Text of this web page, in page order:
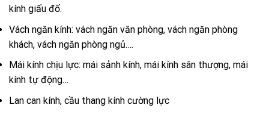
kính giấu đố.
Vách ngăn kính: vách ngăn văn phòng, vách ngăn phòng
khách, vách ngăn phòng ngủ….
Mái kính chịu lực: mái sảnh kính, mái kính sân thượng, mái
kính tự động…
Lan can kính, cầu thang kính cường lực